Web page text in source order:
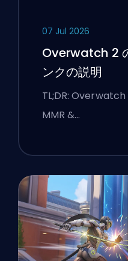
07 Jul 2026
Overwatch 2
ンクの説明
TL;DR: Overwatch
MMR &…